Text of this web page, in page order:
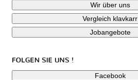
Wir über uns
Vergleich klavkarr
Jobangebote
FOLGEN SIE UNS !
Facebook